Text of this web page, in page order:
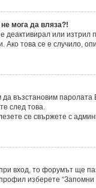
мога да вляза?!
или изтрил
това се е случило,
възстановим
след това.
се свържете с
вход, то форумът ще
изберете